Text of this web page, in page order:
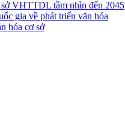
VHTTDL tầm nhìn đến 2045
gia về phát triển văn hóa
hóa cơ sở